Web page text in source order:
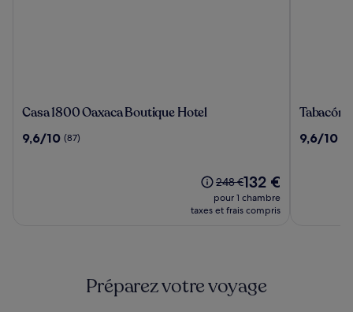
Casa
Oaxaca
Casa 1800 Oaxaca Boutique Hotel
9.6
9,6/10 (87)
Le
prix
était
d’informations
sur
248 €Le
nouveau
prix
132 €
pour 1 chambre
taxes et frais compris
Tabacón
Resort
Tabacón
9.6
9,6/10
Préparez votre voyage